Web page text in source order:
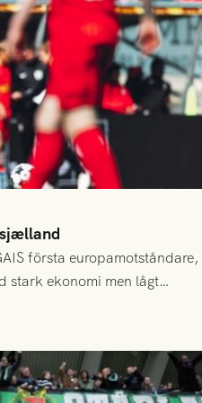
första europamotståndare,
stark ekonomi men lågt
styrka och individuell